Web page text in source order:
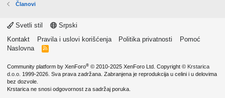
Članovi
Svetli stil
Srpski
Kontakt
Pravila i uslovi korišćenja Politika privatnosti
Pomoć
Naslovna
R
Community platform by XenForo® © 2010-2025 XenForo Ltd. Copyright © Krstarica
d.o.o. 1999-2026. Sva prava zadržana. Zabranjena je reprodukcija u celini i u delovima
bez dozvole.
Krstarica ne snosi odgovornost za sadržaj poruka.